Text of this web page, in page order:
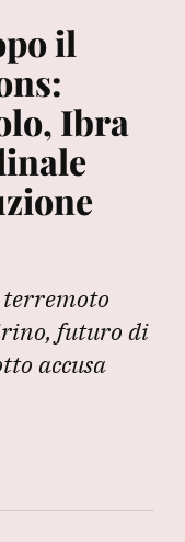
il
Ibra
futuro di
accusa